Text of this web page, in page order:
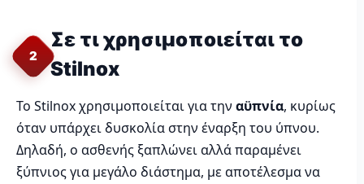
2
Σε τι χρησιμοποιείται το
Stilnox
Το Stilnox χρησιμοποιείται για την αϋπνία, κυρίως
όταν υπάρχει δυσκολία στην έναρξη του ύπνου.
Δηλαδή, ο ασθενής ξαπλώνει αλλά παραμένει
ξύπνιος για μεγάλο διάστημα, με αποτέλεσμα να